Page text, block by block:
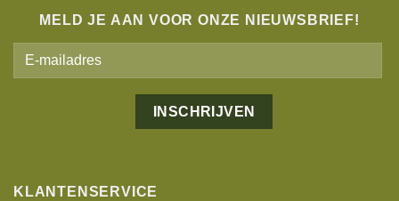
MELD JE AAN VOOR ONZE NIEUWSBRIEF!
KLANTENSERVICE